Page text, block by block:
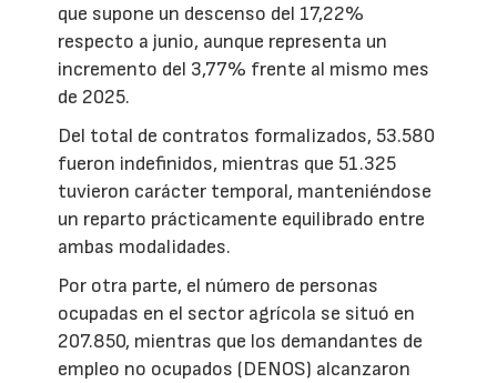
que supone un descenso del 17,22%
respecto a junio, aunque representa un
incremento del 3,77% frente al mismo mes
de 2025.
Del total de contratos formalizados, 53.580
fueron indefinidos, mientras que 51.325
tuvieron carácter temporal, manteniéndose
un reparto prácticamente equilibrado entre
ambas modalidades.
Por otra parte, el número de personas
ocupadas en el sector agrícola se situó en
207.850, mientras que los demandantes de
empleo no ocupados (DENOS) alcanzaron